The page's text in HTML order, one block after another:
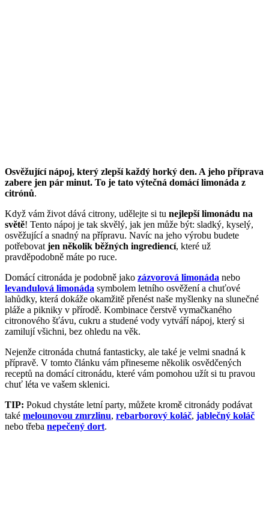
Osvěžující nápoj, který zlepší každý horký den. A jeho příprava
zabere jen pár minut. To je tato výtečná domácí limonáda z
citrónů.
Když vám život dává citrony, udělejte si tu nejlepší limonádu na
světě! Tento nápoj je tak skvělý, jak jen může být: sladký, kyselý,
osvěžující a snadný na přípravu. Navíc na jeho výrobu budete
potřebovat jen několik běžných ingrediencí, které už
pravděpodobně máte po ruce.
Domácí citronáda je podobně jako zázvorová limonáda nebo
levandulová limonáda symbolem letního osvěžení a chuťové
lahůdky, která dokáže okamžitě přenést naše myšlenky na slunečné
pláže a pikniky v přírodě. Kombinace čerstvě vymačkaného
citronového šťávu, cukru a studené vody vytváří nápoj, který si
zamilují všichni, bez ohledu na věk.
Nejenže citronáda chutná fantasticky, ale také je velmi snadná k
přípravě. V tomto článku vám přineseme několik osvědčených
receptů na domácí citronádu, které vám pomohou užít si tu pravou
chuť léta ve vašem sklenici.
TIP: Pokud chystáte letní party, můžete kromě citronády podávat
také melounovou zmrzlinu, rebarborový koláč, jablečný koláč
nebo třeba nepečený dort.